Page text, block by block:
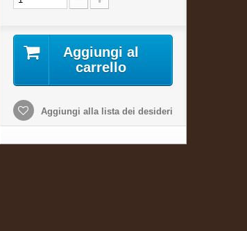
Aggiungi al
carrello
Aggiungi alla lista dei desideri